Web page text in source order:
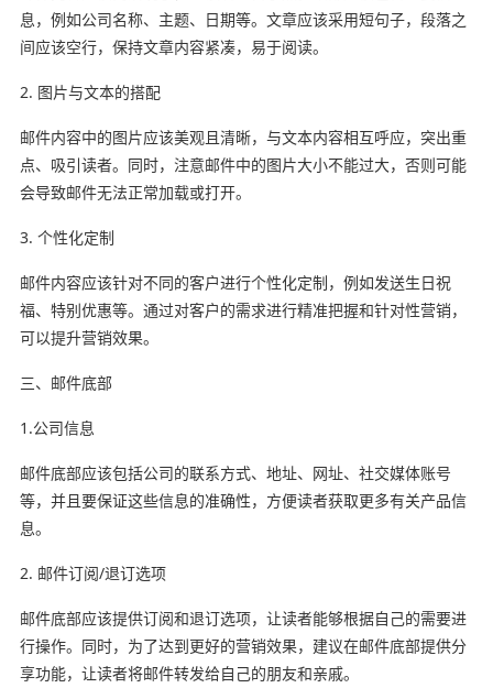
息，例如公司名称、主题、日期等。文章应该采用短句子，段落之
间应该空行，保持文章内容紧凑，易于阅读。
2. 图片与文本的搭配
邮件内容中的图片应该美观且清晰，与文本内容相互呼应，突出重
点、吸引读者。同时，注意邮件中的图片大小不能过大，否则可能
会导致邮件无法正常加载或打开。
3. 个性化定制
邮件内容应该针对不同的客户进行个性化定制，例如发送生日祝
福、特别优惠等。通过对客户的需求进行精准把握和针对性营销，
可以提升营销效果。
三、邮件底部
1.公司信息
邮件底部应该包括公司的联系方式、地址、网址、社交媒体账号
等，并且要保证这些信息的准确性，方便读者获取更多有关产品信
息。
2. 邮件订阅/退订选项
邮件底部应该提供订阅和退订选项，让读者能够根据自己的需要进
行操作。同时，为了达到更好的营销效果，建议在邮件底部提供分
享功能，让读者将邮件转发给自己的朋友和亲戚。